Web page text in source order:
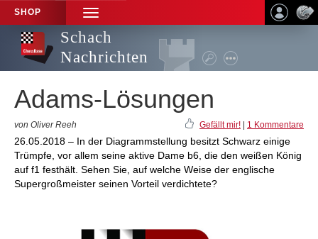
SHOP
TOGGLE
NAVIGATION
Schach
Nachrichten
Adams-Lösungen
von Oliver Reeh Gefällt mir! 1 Kommentare
26.05.2018 – In der Diagrammstellung besitzt Schwarz einige
Trümpfe, vor allem seine aktive Dame b6, die den weißen König
auf f1 festhält. Sehen Sie, auf welche Weise der englische
Supergroßmeister seinen Vorteil verdichtete?